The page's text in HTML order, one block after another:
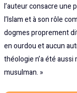
l’auteur consacre une
l’Islam et à son rôle
dogmes proprement
en ourdou et aucun
théologie n’a été
musulman. »